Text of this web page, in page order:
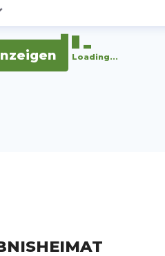
Loading...